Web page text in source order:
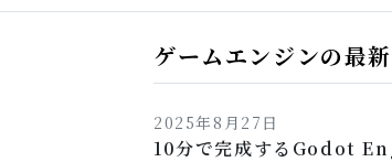
ゲームエンジンの最
2025年8月27日
10分で完成するGodot